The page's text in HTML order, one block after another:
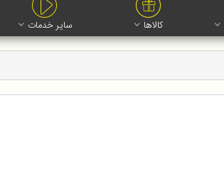
کالاها سایر خدمات